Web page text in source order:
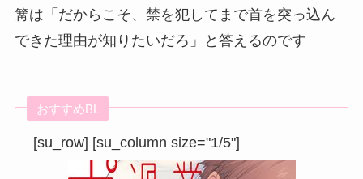
篝は「だからこそ、禁を犯してまで首を突っ込ん
できた理由が知りたいだろ」と答えるのです
おすすめBL
[su_row] [su_column size="1/5"]